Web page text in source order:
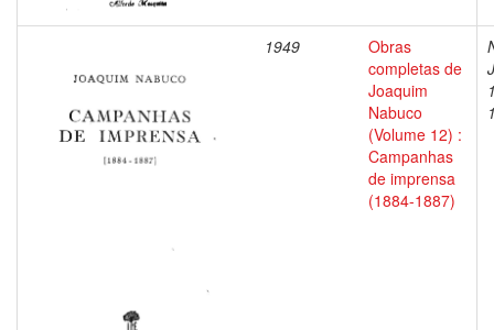
1949
Obras
completas de
Joaquim
Nabuco
(Volume 12) :
Campanhas
de imprensa
(1884-1887)